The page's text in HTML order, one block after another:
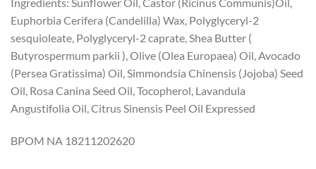
Euphorbia Cerifera (Candelilla) Wax, Polyglyceryl-2
sesquioleate, Polyglyceryl-2 caprate, Shea Butter (
Butyrospermum parkii ), Olive (Olea Europaea) Oil, Avocado
(Persea Gratissima) Oil, Simmondsia Chinensis (Jojoba) Seed
Oil, Rosa Canina Seed Oil, Tocopherol, Lavandula
Angustifolia Oil, Citrus Sinensis Peel Oil Expressed
BPOM NA 18211202620